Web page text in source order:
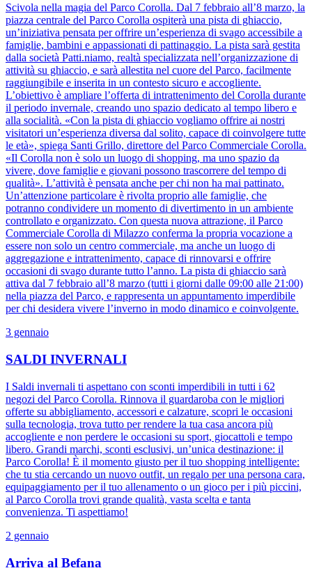
Scivola nella magia del Parco Corolla. Dal 7 febbraio all’8 marzo, la
piazza centrale del Parco Corolla ospiterà una pista di ghiaccio,
un’iniziativa pensata per offrire un’esperienza di svago accessibile a
famiglie, bambini e appassionati di pattinaggio. La pista sarà gestita
dalla società Patti.niamo, realtà specializzata nell’organizzazione di
attività su ghiaccio, e sarà allestita nel cuore del Parco, facilmente
raggiungibile e inserita in un contesto sicuro e accogliente.
L’obiettivo è ampliare l’offerta di intrattenimento del Corolla durante
il periodo invernale, creando uno spazio dedicato al tempo libero e
alla socialità. «Con la pista di ghiaccio vogliamo offrire ai nostri
visitatori un’esperienza diversa dal solito, capace di coinvolgere tutte
le età», spiega Santi Grillo, direttore del Parco Commerciale Corolla.
«Il Corolla non è solo un luogo di shopping, ma uno spazio da
vivere, dove famiglie e giovani possono trascorrere del tempo di
qualità». L’attività è pensata anche per chi non ha mai pattinato.
Un’attenzione particolare è rivolta proprio alle famiglie, che
potranno condividere un momento di divertimento in un ambiente
controllato e organizzato. Con questa nuova attrazione, il Parco
Commerciale Corolla di Milazzo conferma la propria vocazione a
essere non solo un centro commerciale, ma anche un luogo di
aggregazione e intrattenimento, capace di rinnovarsi e offrire
occasioni di svago durante tutto l’anno. La pista di ghiaccio sarà
attiva dal 7 febbraio all’8 marzo (tutti i giorni dalle 09:00 alle 21:00)
nella piazza del Parco, e rappresenta un appuntamento imperdibile
per chi desidera vivere l’inverno in modo dinamico e coinvolgente.
3 gennaio
SALDI INVERNALI
I Saldi invernali ti aspettano con sconti imperdibili in tutti i 62
negozi del Parco Corolla. Rinnova il guardaroba con le migliori
offerte su abbigliamento, accessori e calzature, scopri le occasioni
sulla tecnologia, trova tutto per rendere la tua casa ancora più
accogliente e non perdere le occasioni su sport, giocattoli e tempo
libero. Grandi marchi, sconti esclusivi, un’unica destinazione: il
Parco Corolla! È il momento giusto per il tuo shopping intelligente:
che tu stia cercando un nuovo outfit, un regalo per una persona cara,
equipaggiamento per il tuo allenamento o un gioco per i più piccini,
al Parco Corolla trovi grande qualità, vasta scelta e tanta
convenienza. Ti aspettiamo!
2 gennaio
Arriva al Befana